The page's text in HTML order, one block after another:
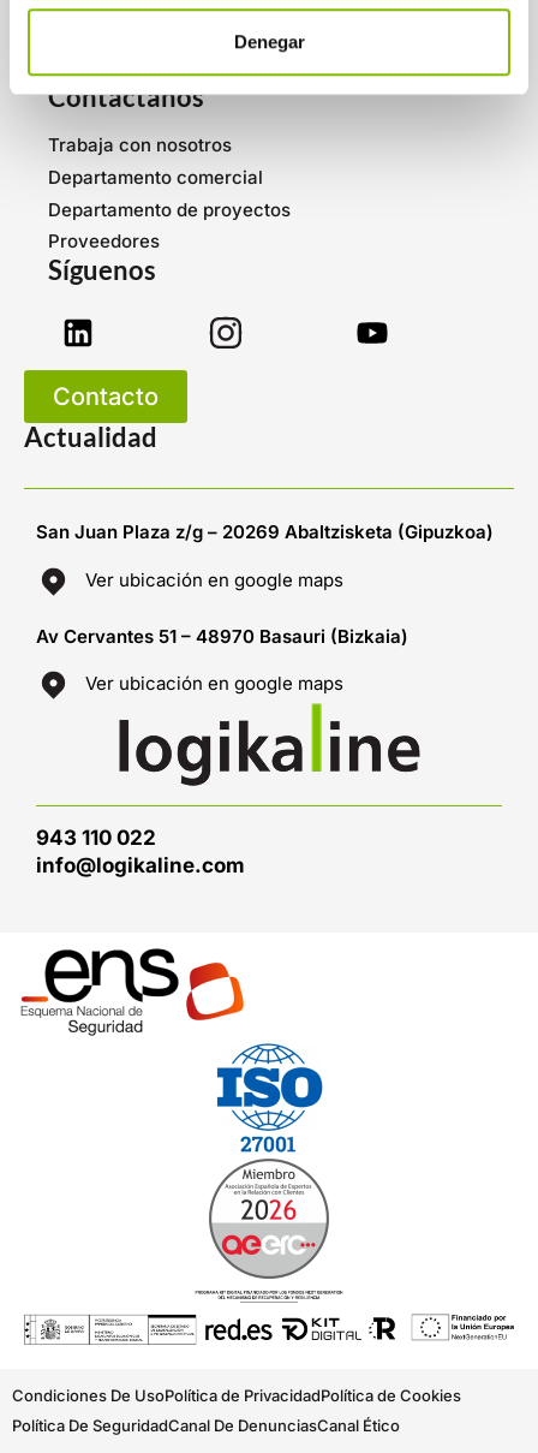
Denegar
Blog
Contáctanos
Trabaja con nosotros
Departamento comercial
Departamento de proyectos
Proveedores
Síguenos
Contacto
Actualidad
San Juan Plaza z/g – 20269 Abaltzisketa (Gipuzkoa)
Ver ubicación en google maps
Av Cervantes 51 – 48970 Basauri (Bizkaia)
Ver ubicación en google maps
943 110 022
info@logikaline.com
Condiciones De UsoPolítica de PrivacidadPolítica de Cookies
Política De SeguridadCanal De DenunciasCanal Ético